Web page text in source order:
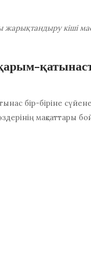
жарықтандыру кіші
бір-біріне
мақсаттары